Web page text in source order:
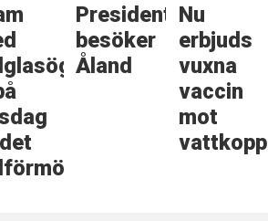
Presidenten
besöker
Åland
Nu
erbjuds
vuxna
vaccin
mot